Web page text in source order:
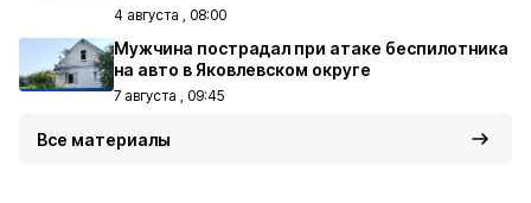
4 августа , 08:00
Мужчина пострадал при атаке беспилотника
на авто в Яковлевском округе
7 августа , 09:45
Все материалы